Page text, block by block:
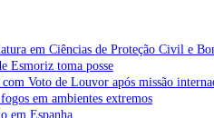
em Ciências de Proteção Civil e
Esmoriz toma posse
Voto de Louvor após missão
em ambientes extremos
em Espanha